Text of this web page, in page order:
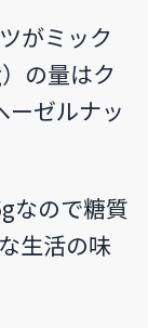
がミック
の量はク
ーゼルナッ
なので糖質
生活の味